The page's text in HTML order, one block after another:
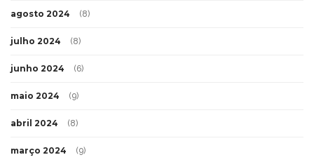
agosto 2024 (8)
julho 2024 (8)
junho 2024 (6)
maio 2024 (9)
abril 2024 (8)
março 2024 (9)